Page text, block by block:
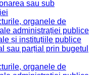
sau sub
organele de
administrației publice
și instituțiile publice
sau parțial prin bugetul
organele de